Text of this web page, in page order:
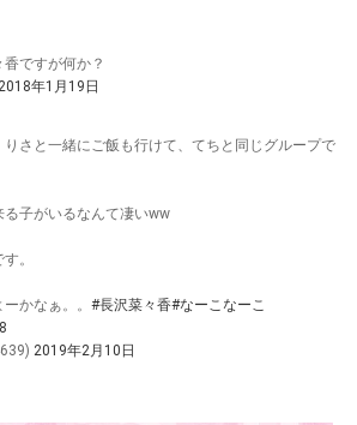
ですが何か？
年1月19日
さと一緒にご飯も行けて、てちと同じグループで
る子がいるなんて凄いww
。
かなぁ。。 #長沢菜々香#なーこなーこ
2019年2月10日